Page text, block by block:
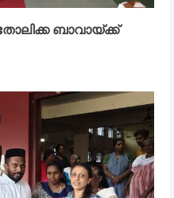
ബാവായ്ക്ക്